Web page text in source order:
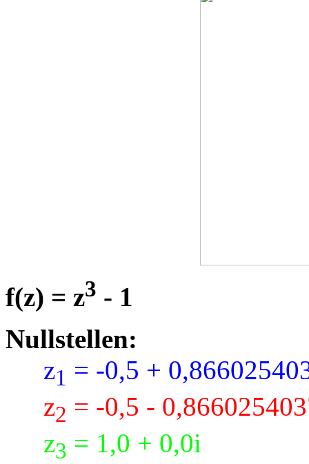
f(z) = z3 - 1
Nullstellen:
z1 = -0,5 +
z2 = -0,5 -
z3 = 1,0 + 0,0i